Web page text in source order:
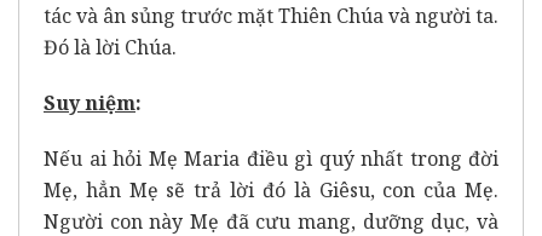
tác và ân sủng trước mặt Thiên Chúa và người ta.
Đó là lời Chúa.
Suy niệm:
Nếu ai hỏi Mẹ Maria điều gì quý nhất trong đời
Mẹ, hẳn Mẹ sẽ trả lời đó là Giêsu, con của Mẹ.
Người con này Mẹ đã cưu mang, dưỡng dục, và